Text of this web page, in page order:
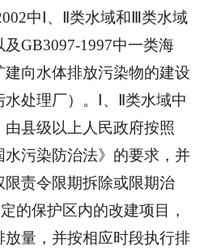
中Ⅰ、Ⅱ类水域和Ⅲ类水域
GB3097-1997中一类海
向水体排放污染物的建设
处理厂）。Ⅰ、Ⅱ类水域中
县级以上人民政府按照
水污染防治法》的要求，并
限责令限期拆除或限期治
的保护区内的改建项目，
放量，并按相应时段执行排